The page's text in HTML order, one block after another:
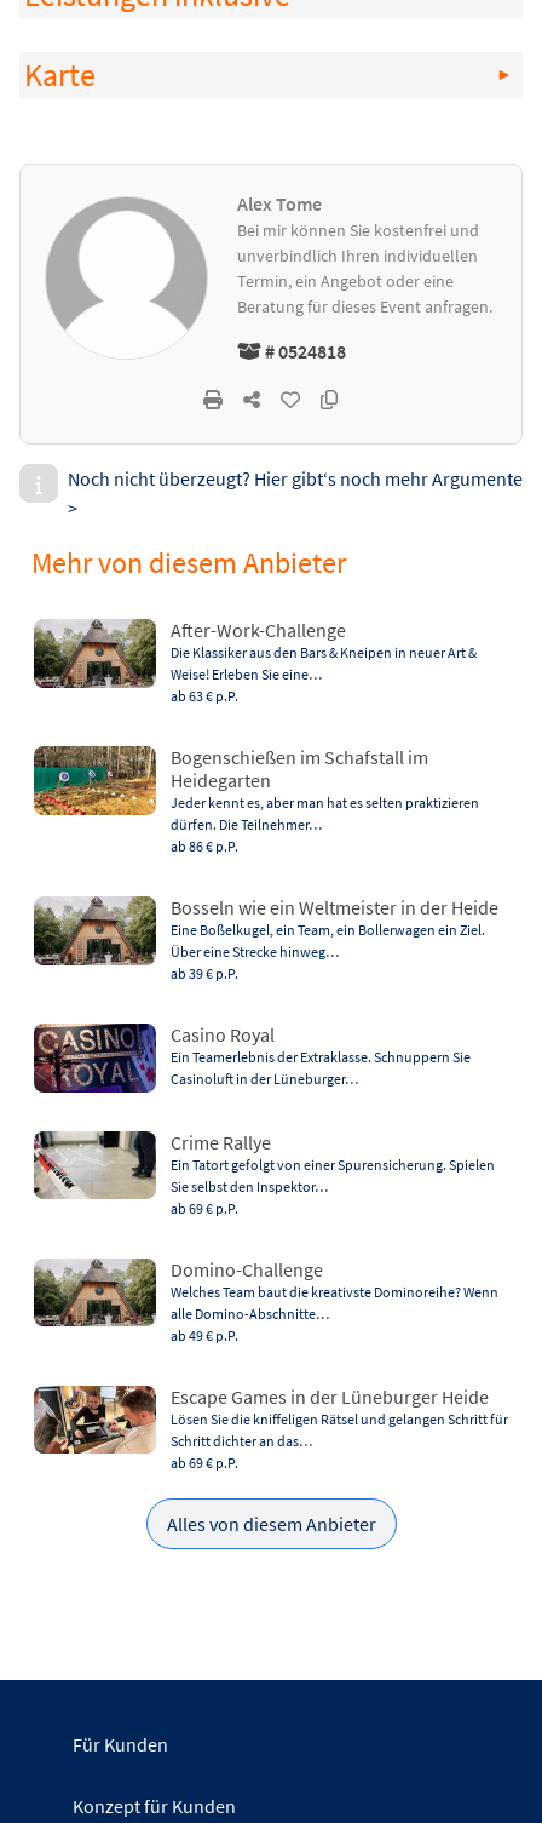
Karte
Alex Tome
Bei mir können Sie kostenfrei und
unverbindlich Ihren individuellen
Termin, ein Angebot oder eine
Beratung für dieses Event anfragen.
# 0524818
Noch nicht überzeugt? Hier gibt‘s noch mehr Argumente
>
Mehr von diesem Anbieter
After-Work-Challenge
Die Klassiker aus den Bars & Kneipen in neuer Art &
Weise! Erleben Sie eine…
ab 63 € p.P.
Bogenschießen im Schafstall im
Heidegarten
Jeder kennt es, aber man hat es selten praktizieren
dürfen. Die Teilnehmer…
ab 86 € p.P.
Bosseln wie ein Weltmeister in der Heide
Eine Boßelkugel, ein Team, ein Bollerwagen ein Ziel.
Über eine Strecke hinweg…
ab 39 € p.P.
Casino Royal
Ein Teamerlebnis der Extraklasse. Schnuppern Sie
Casinoluft in der Lüneburger…
Crime Rallye
Ein Tatort gefolgt von einer Spurensicherung. Spielen
Sie selbst den Inspektor…
ab 69 € p.P.
Domino-Challenge
Welches Team baut die kreativste Dominoreihe? Wenn
alle Domino-Abschnitte…
ab 49 € p.P.
Escape Games in der Lüneburger Heide
Lösen Sie die kniffeligen Rätsel und gelangen Schritt für
Schritt dichter an das…
ab 69 € p.P.
Alles von diesem Anbieter
Für Kunden
Konzept für Kunden